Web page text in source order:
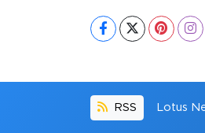
RSS Lotus